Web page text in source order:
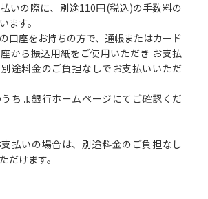
いの際に、別途110円(税込)の手数料の
ます。
口座をお持ちの方で、通帳またはカード
から振込用紙をご使用いただき お支払
途料金のご負担なしでお支払いいただ
うちょ銀行ホームページ にてご確認くだ
払いの場合は、別途料金のご負担なし
だけます。